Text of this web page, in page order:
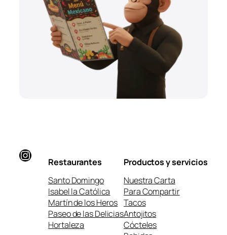
InstagramRestaurantes
Santo Domingo
Isabel la Católica
Martín de los Heros
Paseo de las Delicias
Hortaleza
Productos y servicios
Nuestra Carta
Para Compartir
Tacos
Antojitos
Cócteles